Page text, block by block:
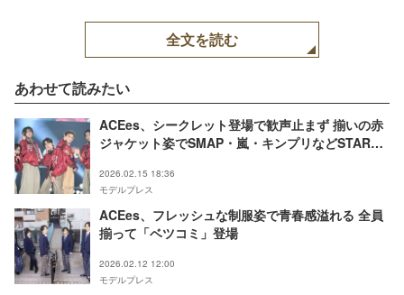
全文を読む
あわせて読みたい
ACEes、シークレット登場で歓声止まず 揃いの赤
ジャケット姿でSMAP・嵐・キンプリなどSTARTO
2026.02.15 18:36
モデルプレス
ACEes、フレッシュな制服姿で青春感溢れる 全員
揃って「ベツコミ」登場
2026.02.12 12:00
モデルプレス